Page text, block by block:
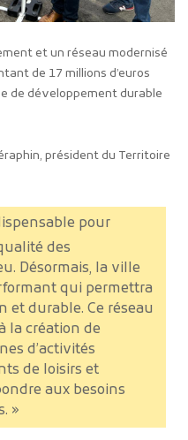
et un réseau modernisé
de 17 millions d’euros
de développement durable
président du Territoire
pour
des
Désormais, la ville
qui permettra
et durable. Ce réseau
la création de
d’activités
de loisirs et
aux besoins
»